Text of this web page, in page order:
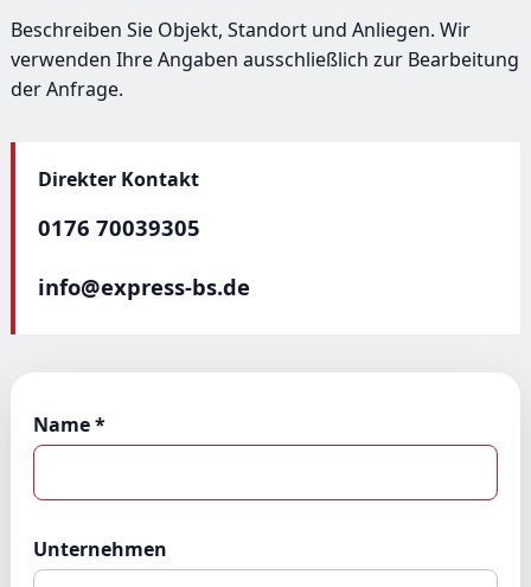
Beschreiben Sie Objekt, Standort und Anliegen. Wir
verwenden Ihre Angaben ausschließlich zur Bearbeitung
der Anfrage.
Direkter Kontakt
0176 70039305
info@express-bs.de
Name *
Unternehmen